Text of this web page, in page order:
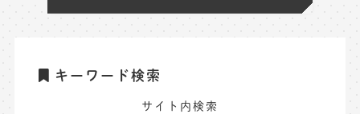
キーワード検索
サイト内検索